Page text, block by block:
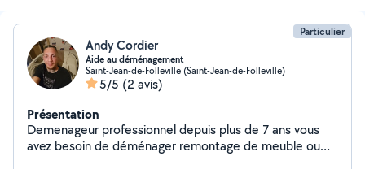
Particulier
Andy Cordier
Aide au déménagement
Saint-Jean-de-Folleville (Saint-Jean-de-Folleville)
5/5 (2 avis)
Présentation
Demenageur professionnel depuis plus de 7 ans vous
avez besoin de déménager remontage de meuble ou